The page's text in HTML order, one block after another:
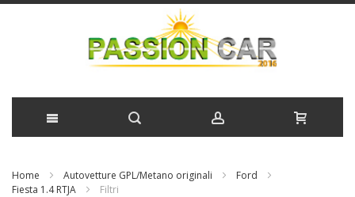
Home Autovetture GPL/Metano originali
Ford
Fiesta 1.4 RTJA
Filtri